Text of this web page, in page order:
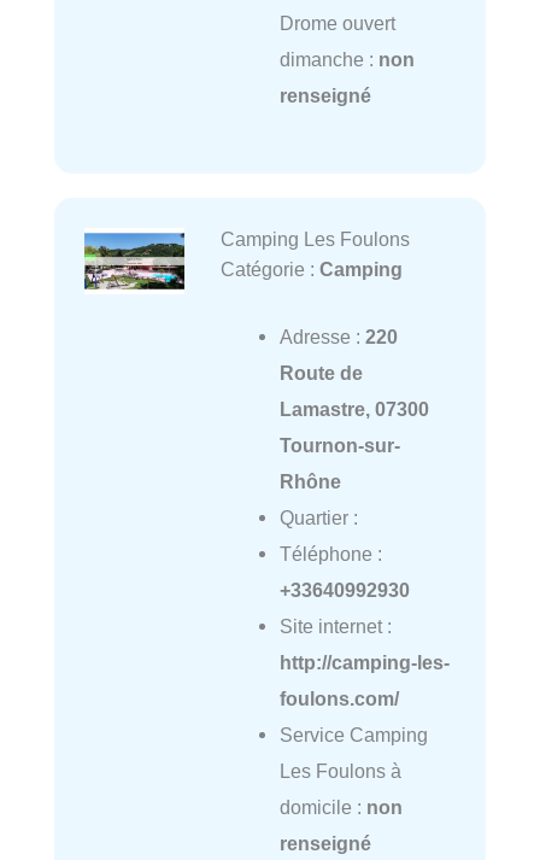
Drome ouvert
dimanche : non
renseigné
Camping Les Foulons
Catégorie : Camping
Adresse : 220
Route de
Lamastre, 07300
Tournon-sur-
Rhône
Quartier :
Téléphone :
+33640992930
Site internet :
http://camping-les-
foulons.com/
Service Camping
Les Foulons à
domicile : non
renseigné